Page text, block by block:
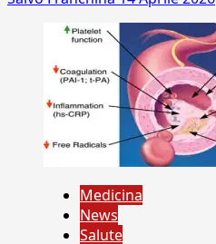
Medicina
News
Salute